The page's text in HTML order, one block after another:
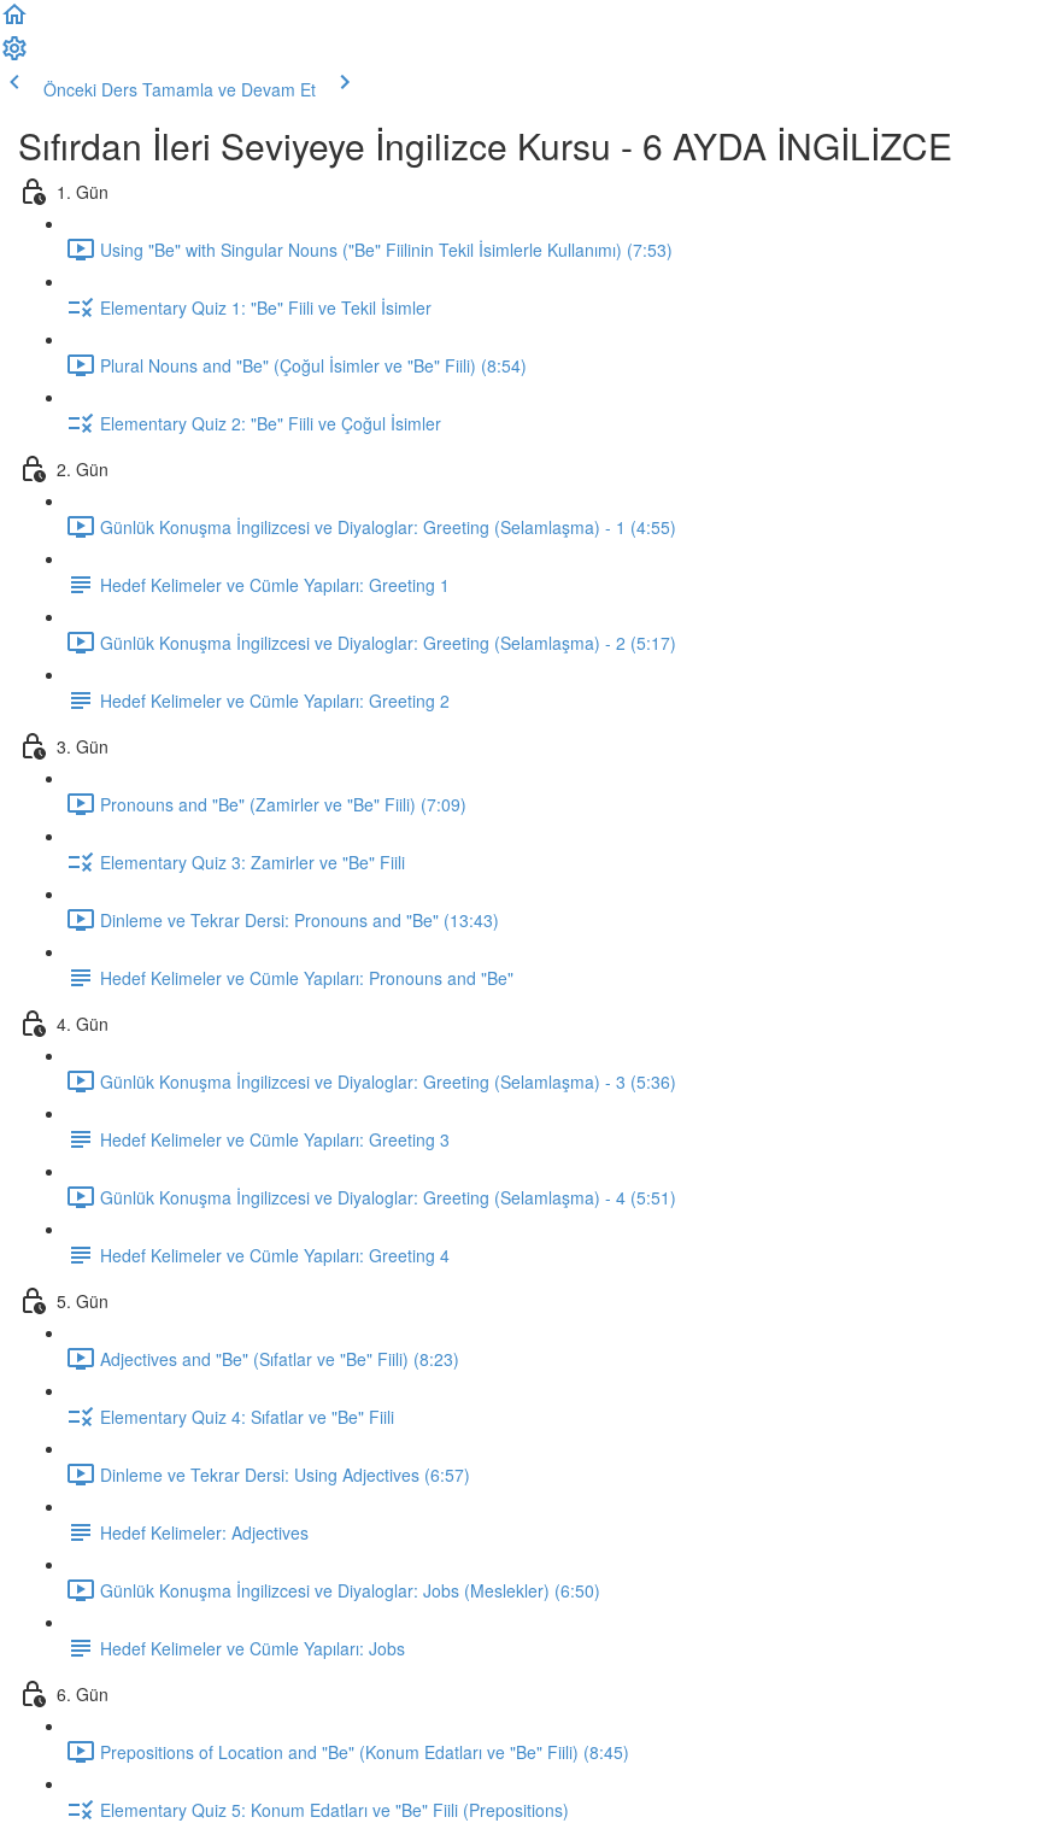
Önceki Ders Tamamla ve Devam Et
Sıfırdan İleri Seviyeye İngilizce Kursu - 6 AYDA İNGİLİZCE
1. Gün
Using "Be" with Singular Nouns ("Be" Fiilinin Tekil İsimlerle Kullanımı) (7:53)
Elementary Quiz 1: "Be" Fiili ve Tekil İsimler
Plural Nouns and "Be" (Çoğul İsimler ve "Be" Fiili) (8:54)
Elementary Quiz 2: "Be" Fiili ve Çoğul İsimler
2. Gün
Günlük Konuşma İngilizcesi ve Diyaloglar: Greeting (Selamlaşma) - 1 (4:55)
Hedef Kelimeler ve Cümle Yapıları: Greeting 1
Günlük Konuşma İngilizcesi ve Diyaloglar: Greeting (Selamlaşma) - 2 (5:17)
Hedef Kelimeler ve Cümle Yapıları: Greeting 2
3. Gün
Pronouns and "Be" (Zamirler ve "Be" Fiili) (7:09)
Elementary Quiz 3: Zamirler ve "Be" Fiili
Dinleme ve Tekrar Dersi: Pronouns and "Be" (13:43)
Hedef Kelimeler ve Cümle Yapıları: Pronouns and "Be"
4. Gün
Günlük Konuşma İngilizcesi ve Diyaloglar: Greeting (Selamlaşma) - 3 (5:36)
Hedef Kelimeler ve Cümle Yapıları: Greeting 3
Günlük Konuşma İngilizcesi ve Diyaloglar: Greeting (Selamlaşma) - 4 (5:51)
Hedef Kelimeler ve Cümle Yapıları: Greeting 4
5. Gün
Adjectives and "Be" (Sıfatlar ve "Be" Fiili) (8:23)
Elementary Quiz 4: Sıfatlar ve "Be" Fiili
Dinleme ve Tekrar Dersi: Using Adjectives (6:57)
Hedef Kelimeler: Adjectives
Günlük Konuşma İngilizcesi ve Diyaloglar: Jobs (Meslekler) (6:50)
Hedef Kelimeler ve Cümle Yapıları: Jobs
6. Gün
Prepositions of Location and "Be" (Konum Edatları ve "Be" Fiili) (8:45)
Elementary Quiz 5: Konum Edatları ve "Be" Fiili (Prepositions)